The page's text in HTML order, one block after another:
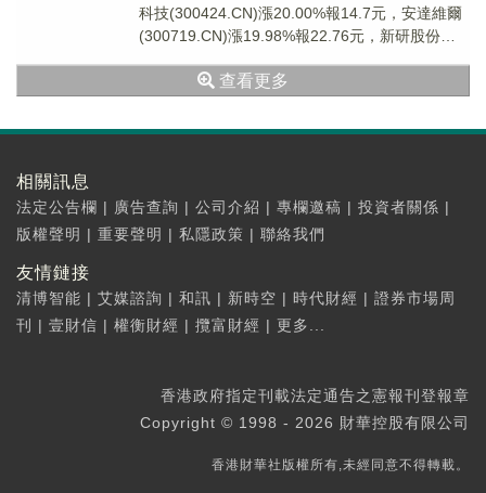
科技(300424.CN)漲20.00%報14.7元，安達維爾
(300719.CN)漲19.98%報22.76元，新研股份
查看更多
相關訊息
法定公告欄 | 廣告查詢 | 公司介紹 | 專欄邀稿 | 投資者關係 |
版權聲明 | 重要聲明 | 私隱政策 | 聯絡我們
友情鏈接
清博智能 | 艾媒諮詢 | 和訊 | 新時空 | 時代財經 | 證券市場周
刊
| 壹財信 | 權衡財經 | 攬富財經 | 更多...
香港政府指定刊載法定通告之憲報刊登報章
Copyright © 1998 - 2026 財華控股有限公司
香港財華社版權所有,未經同意不得轉載。